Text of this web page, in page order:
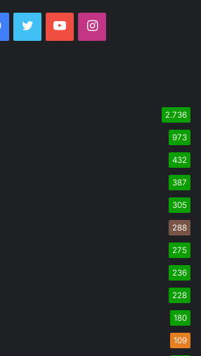
Facebook
TwitterYouTubeInstagram
2.736
973
432
387
305
288
275
236
228
180
109